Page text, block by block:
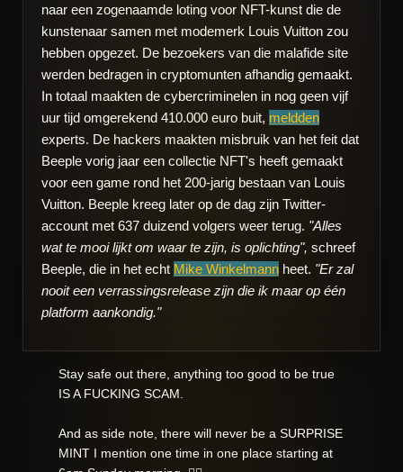
naar een zogenaamde loting voor NFT-kunst die de
kunstenaar samen met modemerk Louis Vuitton zou
hebben opgezet. De bezoekers van die malafide site
werden bedragen in cryptomunten afhandig gemaakt.
In totaal maakten de cybercriminelen in nog geen vijf
uur tijd omgerekend 410.000 euro buit, meldden
experts. De hackers maakten misbruik van het feit dat
Beeple vorig jaar een collectie NFT's heeft gemaakt
voor een game rond het 200-jarig bestaan van Louis
Vuitton. Beeple kreeg later op de dag zijn Twitter-
account met 637 duizend volgers weer terug. "Alles
wat te mooi lijkt om waar te zijn, is oplichting", schreef
Beeple, die in het echt Mike Winkelmann heet. "Er zal
nooit een verrassingsrelease zijn die ik maar op één
platform aankondig."
Stay safe out there, anything too good to be true
IS A FUCKING SCAM.
And as side note, there will never be a SURPRISE
MINT I mention one time in one place starting at